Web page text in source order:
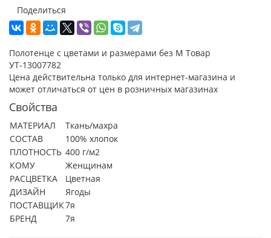
Поделиться
Полотенце с цветами и размерами без М Товар
УТ-13007782
Цена действительна только для интернет-магазина и
может отличаться от цен в розничных магазинах
Свойства
МАТЕРИАЛ
Ткань/махра
СОСТАВ
100% хлопок
ПЛОТНОСТЬ 400 г/м2
КОМУ
Женщинам
РАСЦВЕТКА
Цветная
ДИЗАЙН
Ягоды
ПОСТАВЩИК7я
БРЕНД
7я